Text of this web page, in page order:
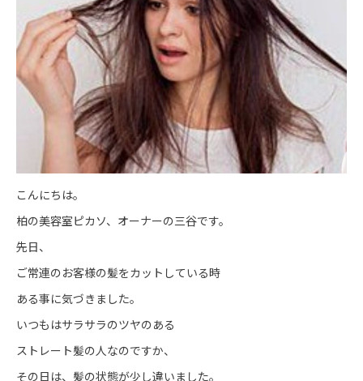
こんにちは。
柏の美容室ピカソ、オーナーの三谷です。
先日、
ご常連のお客様の髪をカットしている時
ある事に気づきました。
いつもはサラサラのツヤのある
ストレート髪の人なのですか、
その日は、髪の状態が少し違いました。